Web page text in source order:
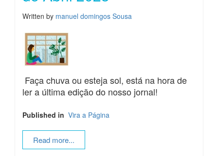
Written by manuel domingos Sousa
Faça chuva ou esteja sol, está na hora de
ler a última edição do nosso jornal!
Published in Vira a Página
Read more...